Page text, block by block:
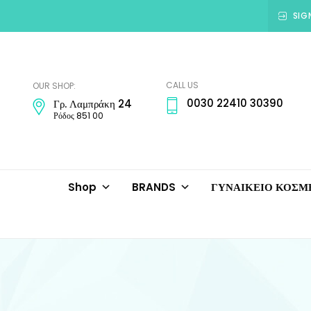
OUR SHOP:
Γρ. Λαμπράκη 24
Ρόδος 851 00
CALL US
0030 22410 30390
Shop BRANDS ΓΥΝΑΙΚΕΙΟ